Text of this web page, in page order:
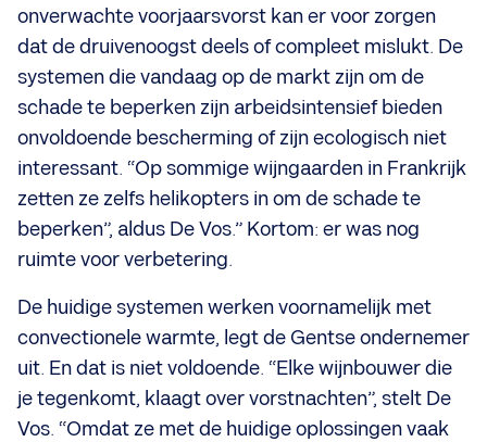
onverwachte voorjaarsvorst kan er voor zorgen
dat de druivenoogst deels of compleet mislukt. De
systemen die vandaag op de markt zijn om de
schade te beperken zijn arbeidsintensief bieden
onvoldoende bescherming of zijn ecologisch niet
interessant. “Op sommige wijngaarden in Frankrijk
zetten ze zelfs helikopters in om de schade te
beperken”, aldus De Vos.” Kortom: er was nog
ruimte voor verbetering.
De huidige systemen werken voornamelijk met
convectionele warmte, legt de Gentse ondernemer
uit. En dat is niet voldoende. “Elke wijnbouwer die
je tegenkomt, klaagt over vorstnachten”, stelt De
Vos. “Omdat ze met de huidige oplossingen vaak